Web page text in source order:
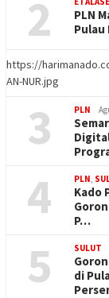
2
PLN
Pulau
https://
AN-NUR.jpg
3 PLN
4 PLN,
Kado
P…
5 SULUT
di